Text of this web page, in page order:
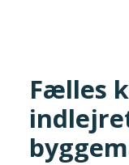
Search
Fælles